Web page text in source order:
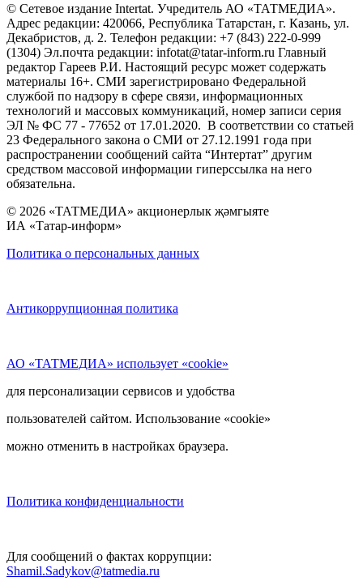
© Сетевое издание Intertat. Учредитель АО «ТАТМЕДИА».
Адрес редакции: 420066, Республика Татарстан, г. Казань, ул.
Декабристов, д. 2. Телефон редакции: +7 (843) 222-0-999
(1304) Эл.почта редакции: infotat@tatar-inform.ru Главный
редактор Гареев Р.И. Настоящий ресурс может содержать
материалы 16+. СМИ зарегистрировано Федеральной
службой по надзору в сфере связи, информационных
технологий и массовых коммуникаций, номер записи серия
ЭЛ № ФС 77 - 77652 от 17.01.2020. В соответствии со статьей
23 Федерального закона о СМИ от 27.12.1991 года при
распространении сообщений сайта “Интертат” другим
средством массовой информации гиперссылка на него
обязательна.
© 2026 «ТАТМЕДИА» акционерлык җәмгыяте
ИА «Татар-информ»
Политика о персональных данных
Антикоррупционная политика
АО «ТАТМЕДИА» использует «cookie»
для персонализации сервисов и удобства
пользователей сайтом. Использование «cookie»
можно отменить в настройках браузера.
Политика конфиденциальности
Для сообщений о фактах коррупции:
Shamil.Sadykov@tatmedia.ru